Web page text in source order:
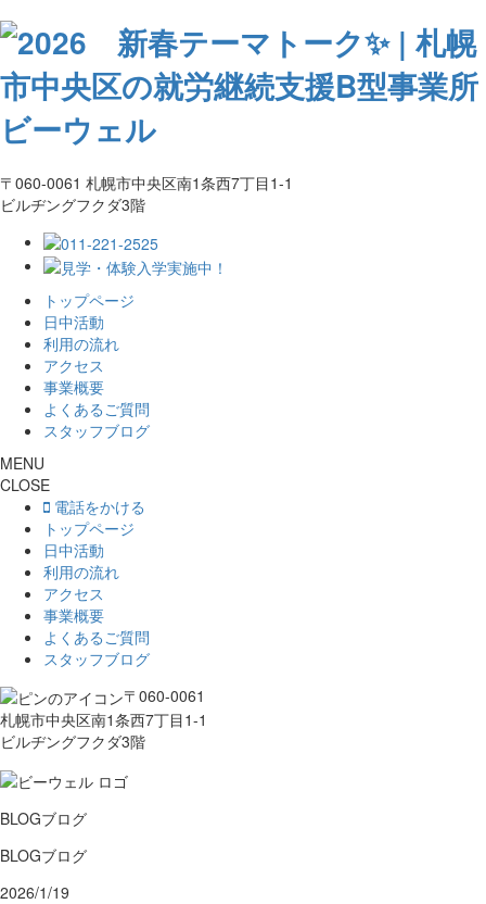
〒060-0061 札幌市中央区南1条西7丁目1-1
ビルヂングフクダ3階
トップページ
日中活動
利用の流れ
アクセス
事業概要
よくあるご質問
スタッフブログ
MENU
CLOSE
電話をかける
トップページ
日中活動
利用の流れ
アクセス
事業概要
よくあるご質問
スタッフブログ
〒060-0061
札幌市中央区南1条西7丁目1-1
ビルヂングフクダ3階
BLOGブログ
BLOGブログ
2026/1/19